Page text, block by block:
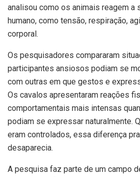
analisou como os animais reagem a
humano, como tensão, respiração,
corporal.
Os pesquisadores compararam
participantes ansiosos podiam se
com outras em que gestos e
Os cavalos apresentaram reações
comportamentais mais intensas
podiam se expressar naturalmente.
eram controlados, essa diferença
desaparecia.
A pesquisa faz parte de um campo